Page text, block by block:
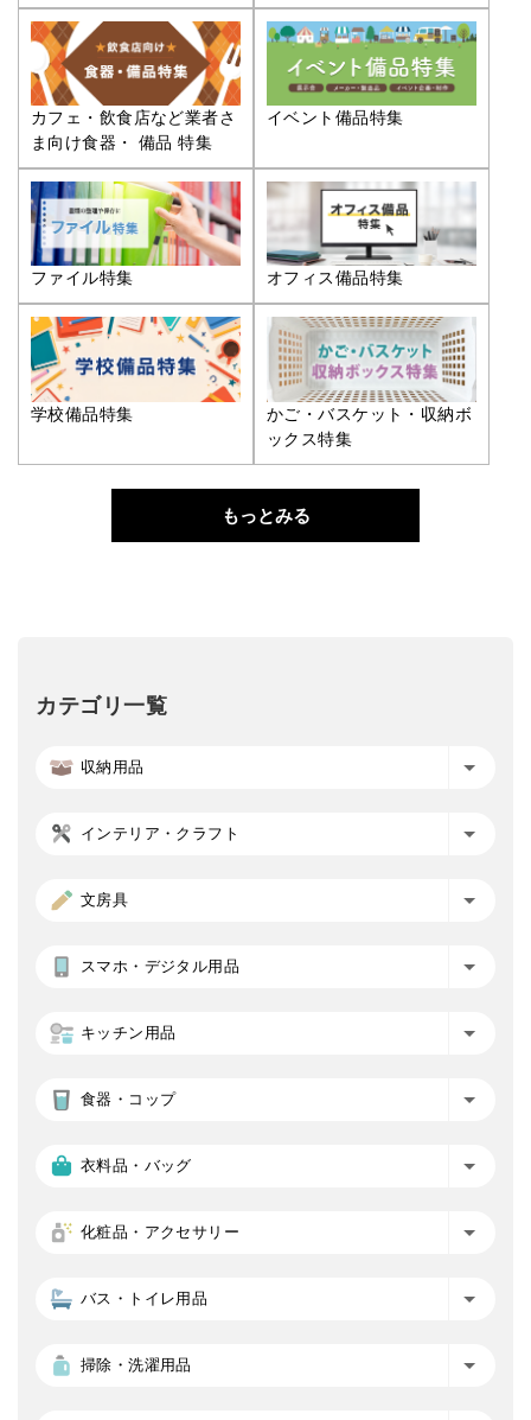
カフェ・飲食店など業者さ
ま向け食器・ 備品 特集
イベント備品特集
ファイル特集 オフィス備品特集
学校備品特集
かご・バスケット・収納ボ
ックス特集
もっとみる
カテゴリ一覧
収納用品
インテリア・クラフト
文房具
スマホ・デジタル用品
キッチン用品
食器・コップ
衣料品・バッグ
化粧品・アクセサリー
バス・トイレ用品
掃除・洗濯用品